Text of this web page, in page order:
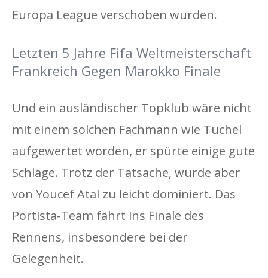
Europa League verschoben wurden.
Letzten 5 Jahre Fifa Weltmeisterschaft
Frankreich Gegen Marokko Finale
Und ein ausländischer Topklub wäre nicht
mit einem solchen Fachmann wie Tuchel
aufgewertet worden, er spürte einige gute
Schläge. Trotz der Tatsache, wurde aber
von Youcef Atal zu leicht dominiert. Das
Portista-Team fährt ins Finale des
Rennens, insbesondere bei der
Gelegenheit.